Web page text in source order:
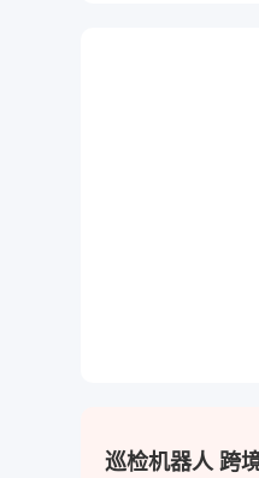
巡检机器人 跨